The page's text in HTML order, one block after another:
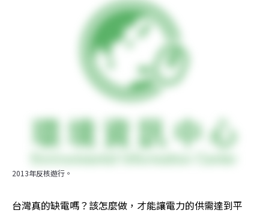
2013年反核遊行。
台灣真的缺電嗎？該怎麼做，才能讓電力的供需達到平